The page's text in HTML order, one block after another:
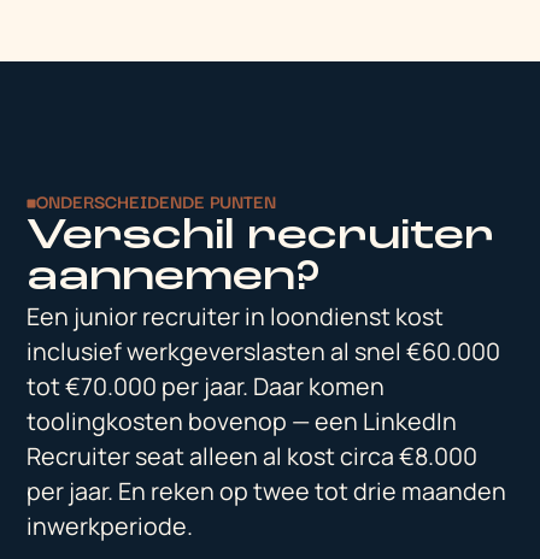
ONDERSCHEIDENDE PUNTEN
Verschil recruiter
aannemen?
Een junior recruiter in loondienst kost
inclusief werkgeverslasten al snel €60.000
tot €70.000 per jaar. Daar komen
toolingkosten bovenop — een LinkedIn
Recruiter seat alleen al kost circa €8.000
per jaar. En reken op twee tot drie maanden
inwerkperiode.